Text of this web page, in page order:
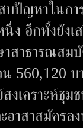
บปัญหาในกา
อีกทั้งยังเ
สาธารณสม
560,120
เคราะห์ชุ
าสาสมัครล